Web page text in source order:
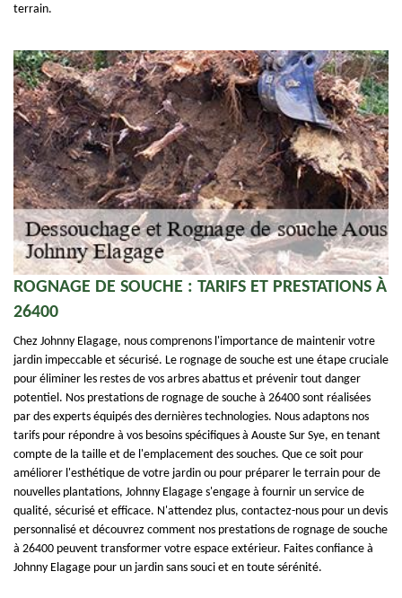
terrain.
ROGNAGE DE SOUCHE : TARIFS ET PRESTATIONS À
26400
Chez Johnny Elagage, nous comprenons l'importance de maintenir votre
jardin impeccable et sécurisé. Le rognage de souche est une étape cruciale
pour éliminer les restes de vos arbres abattus et prévenir tout danger
potentiel. Nos prestations de rognage de souche à 26400 sont réalisées
par des experts équipés des dernières technologies. Nous adaptons nos
tarifs pour répondre à vos besoins spécifiques à Aouste Sur Sye, en tenant
compte de la taille et de l'emplacement des souches. Que ce soit pour
améliorer l'esthétique de votre jardin ou pour préparer le terrain pour de
nouvelles plantations, Johnny Elagage s'engage à fournir un service de
qualité, sécurisé et efficace. N'attendez plus, contactez-nous pour un devis
personnalisé et découvrez comment nos prestations de rognage de souche
à 26400 peuvent transformer votre espace extérieur. Faites confiance à
Johnny Elagage pour un jardin sans souci et en toute sérénité.